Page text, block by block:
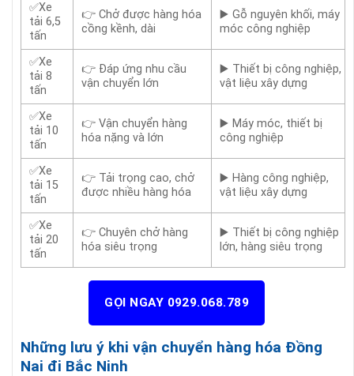
✅Xe
tải 6,5
tấn
👉 Chở được hàng hóa
cồng kềnh, dài
▶️ Gỗ nguyên khối, máy
móc công nghiệp
✅Xe
tải 8
tấn
👉 Đáp ứng nhu cầu
vận chuyển lớn
▶️ Thiết bị công nghiệp,
vật liệu xây dựng
✅Xe
tải 10
tấn
👉 Vận chuyển hàng
hóa nặng và lớn
▶️ Máy móc, thiết bị
công nghiệp
✅Xe
tải 15
tấn
👉 Tải trọng cao, chở
được nhiều hàng hóa
▶️ Hàng công nghiệp,
vật liệu xây dựng
✅Xe
tải 20
tấn
👉 Chuyên chở hàng
hóa siêu trọng
▶️ Thiết bị công nghiệp
lớn, hàng siêu trọng
GỌI NGAY 0929.068.789
Những lưu ý khi vận chuyển hàng hóa Đồng
Nai đi Bắc Ninh